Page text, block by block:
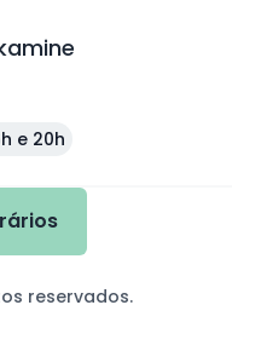
e 20h
reservados.